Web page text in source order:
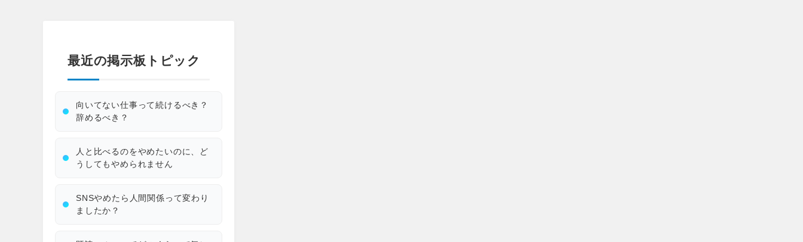
最近の掲示板トピック
向いてない仕事って続けるべき？
辞めるべき？
人と比べるのをやめたいのに、ど
うしてもやめられません
SNSやめたら人間関係って変わり
ましたか？